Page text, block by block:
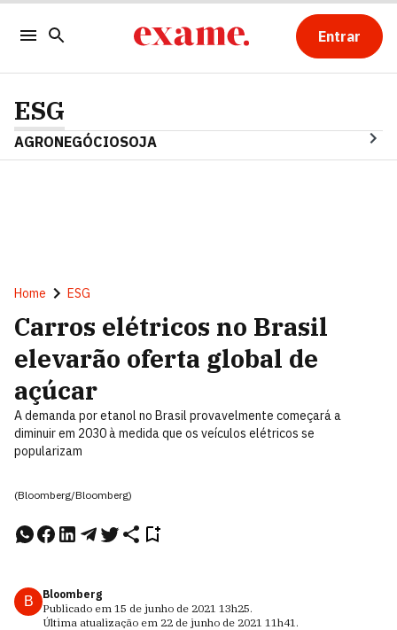
Entrar
ESG
AGRONEGÓCIOSOJA
Home ESG
Carros elétricos no Brasil
elevarão oferta global de
açúcar
A demanda por etanol no Brasil provavelmente começará a
diminuir em 2030 à medida que os veículos elétricos se
popularizam
(Bloomberg/Bloomberg)
B
Bloomberg
Publicado em 15 de junho de 2021 13h25.
Última atualização em 22 de junho de 2021 11h41.